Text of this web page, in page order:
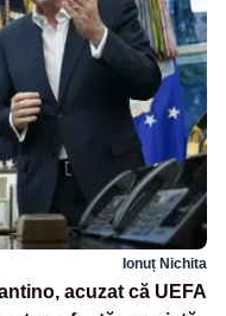
Ionuț Nichita
acuzat că UEFA